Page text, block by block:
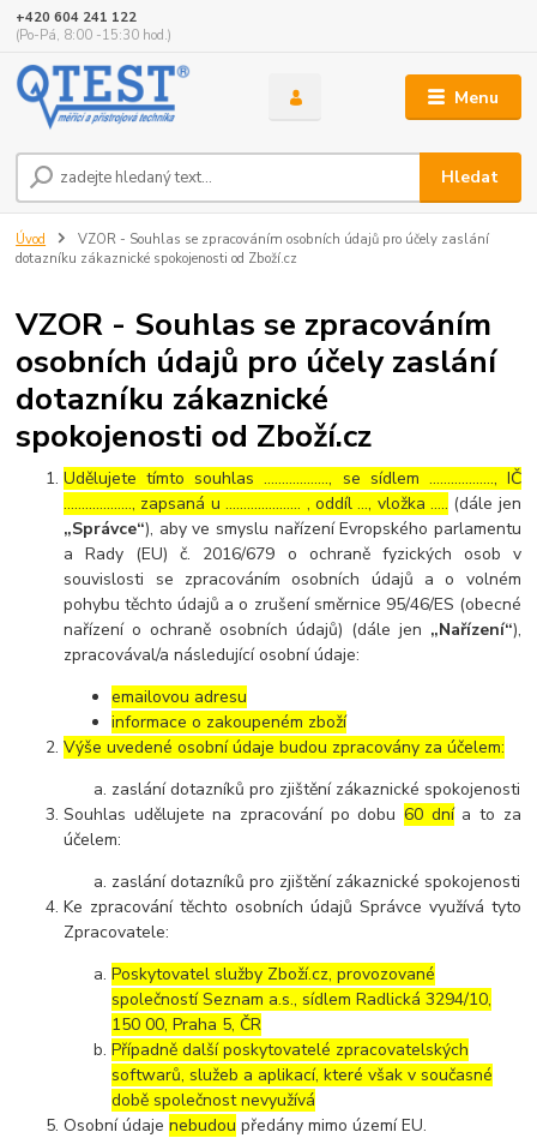
Menu
Hledat
+420 604 241 122
(Po-Pá, 8:00 -15:30 hod.)
Úvod
VZOR - Souhlas se zpracováním osobních údajů pro účely zaslání
dotazníku zákaznické spokojenosti od Zboží.cz
VZOR - Souhlas se zpracováním
osobních údajů pro účely zaslání
dotazníku zákaznické
spokojenosti od Zboží.cz
Udělujete tímto souhlas ……………..., se sídlem ………………, IČ
………………., zapsaná u ………………… , oddíl …, vložka ….. (dále jen
„Správce“), aby ve smyslu nařízení Evropského parlamentu
a Rady (EU) č. 2016/679 o ochraně fyzických osob v
souvislosti se zpracováním osobních údajů a o volném
pohybu těchto údajů a o zrušení směrnice 95/46/ES (obecné
nařízení o ochraně osobních údajů) (dále jen „Nařízení“),
zpracovával/a následující osobní údaje:
emailovou adresu
informace o zakoupeném zboží
Výše uvedené osobní údaje budou zpracovány za účelem:
zaslání dotazníků pro zjištění zákaznické spokojenosti
Souhlas udělujete na zpracování po dobu60 dnía to za
účelem:
zaslání dotazníků pro zjištění zákaznické spokojenosti
Ke zpracování těchto osobních údajů Správce využívá tyto
Zpracovatele:
Poskytovatel služby Zboží.cz, provozované
společností Seznam a.s., sídlem Radlická 3294/10,
150 00, Praha 5, ČR
Případně další poskytovatelé zpracovatelských
softwarů, služeb a aplikací, které však v současné
době společnost nevyužívá
Osobní údajenebudou předány mimo území EU.